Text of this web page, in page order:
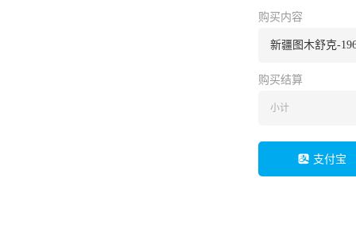
购买内容
新疆图木舒克-
购买结算
小计
支付宝